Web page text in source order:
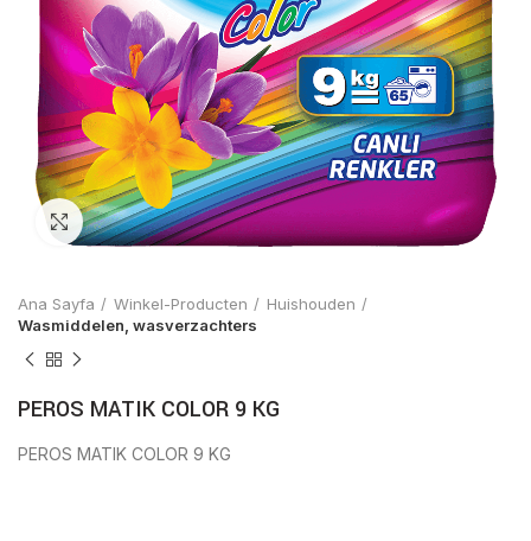
Click to enlarge
Ana Sayfa Winkel-Producten
Huishouden
Wasmiddelen, wasverzachters
PEROS MATIK COLOR 9 KG
PEROS MATIK COLOR 9 KG